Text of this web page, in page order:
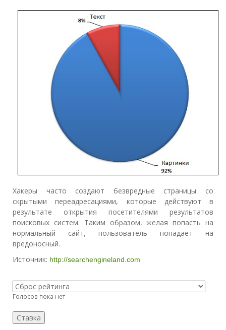
Хакеры часто создают безвредные страницы со
скрытыми переадресациями, которые действуют в
результате открытия посетителями результатов
поисковых систем. Таким образом, желая попасть на
нормальный сайт, пользователь попадает на
вредоносный.
Источник: http://searchengineland.com
Голосов пока нет